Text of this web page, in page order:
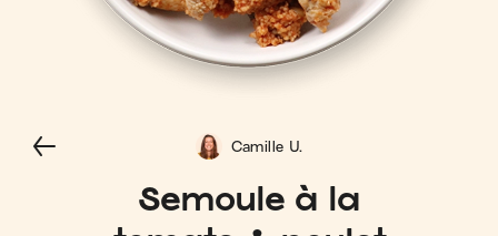
Semoule à la
Camille U.